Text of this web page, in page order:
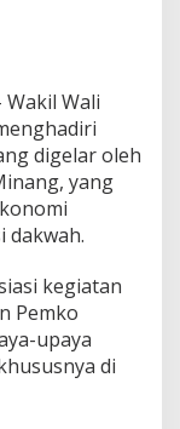
Wakil Wali
digelar oleh
yang
dakwah.
kegiatan
Pemko
upaya
di